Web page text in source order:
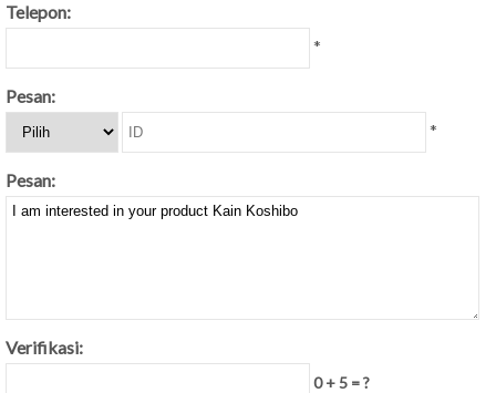
Telepon:
*
Pesan:
*
Pesan:
Verifikasi:
0 + 5 = ?